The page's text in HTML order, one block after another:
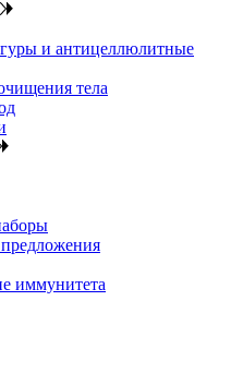
и антицеллюлитные
тела
иммунитета